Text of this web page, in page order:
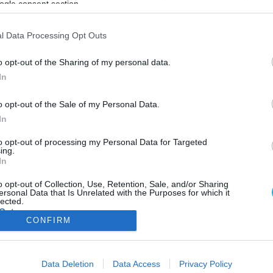
consent section.
Data Processing Opt Outs
opt-out of the Sharing of my personal data.
opt-out of the Sale of my Personal Data.
opt-out of processing my Personal Data for Targeted
opt-out of Collection, Use, Retention, Sale, and/or Sharing
Data that Is Unrelated with the Purposes for which it
allow Google to enable storage related to advertising like cookies on
CONFIRM
Data Deletion Data Access Privacy Policy
ΑΣΘΕΝΕΙΕΣ ΨΥΧΟΛΟΓΙΑ
ΥΓΕΙΑ & ΠΟΛΙΤΙΚΗ
Αποχώρησαν οι συνδικαλιστές της ΝΔ από το
συνέδριο του τομέα Υγείας
Άδειασαν τον υπουργό Υγείας, Άδωνι Γεωργιάδη όταν γαλάζιοι
συνδικαλιστές αποχώρησαν με φωνές κατά τη διάρκεια
φωνές και καταγγελίες κατά Άδωνι αποχώρησαν από τη
του τομέα υγείας της ΝΔ γαλάζιοι συνδικαλιστές γιατροί του
ΙΚΑ. ΟΙ γιατροί του νυν ΕΟΠΥΥ που απειλούνται άμεσα […]
06.12.2013 13:41
ΦΑΡΜΑΚΑ